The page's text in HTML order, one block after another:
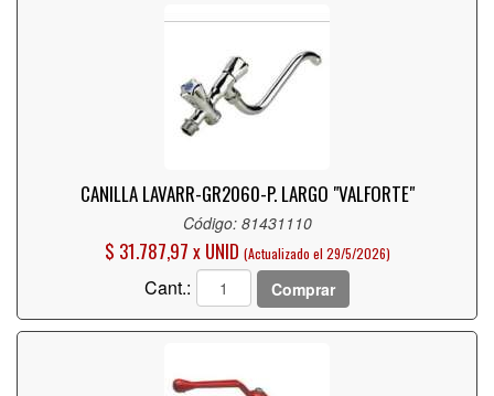
CANILLA LAVARR-GR2060-P. LARGO "VALFORTE"
Código: 81431110
$ 31.787,97 x UNID (Actualizado el 29/5/2026)
Cant.: Comprar